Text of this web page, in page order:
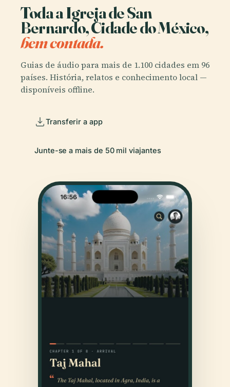
Toda a Igreja de San
Bernardo, Cidade do México,
bem contada.
Guias de áudio para mais de 1.100 cidades em 96
países. História, relatos e conhecimento local —
disponíveis offline.
Transferir a app
Junte-se a mais de 50 mil viajantes